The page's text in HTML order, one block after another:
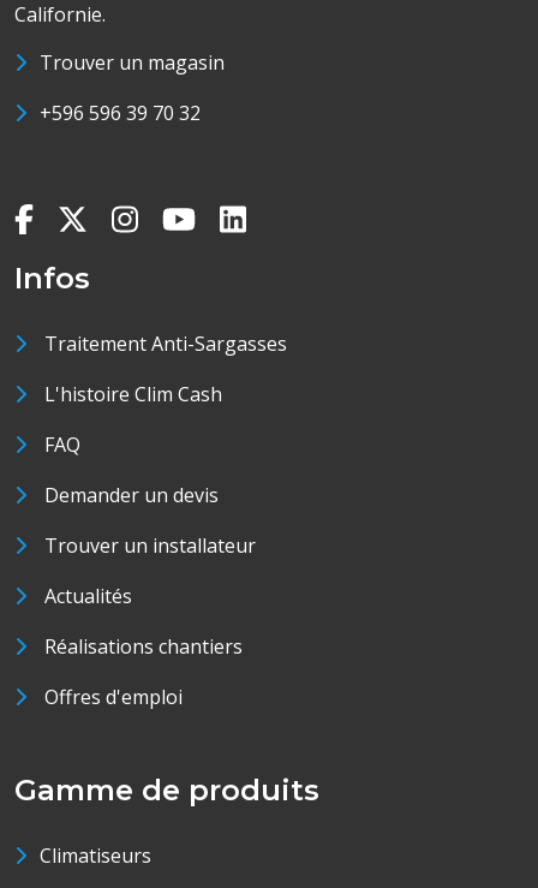
Californie.
Trouver un magasin
+596 596 39 70 32
Infos
Traitement Anti-Sargasses
L'histoire Clim Cash
FAQ
Demander un devis
Trouver un installateur
Actualités
Réalisations chantiers
Offres d'emploi
Gamme de produits
Climatiseurs